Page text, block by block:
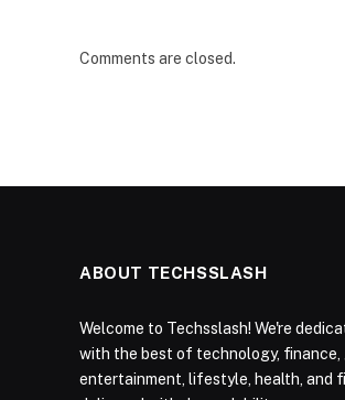
Comments are closed.
ABOUT TECHSSLASH
Welcome to Techsslash! We're
with the best of technology, finance,
entertainment, lifestyle, health, and